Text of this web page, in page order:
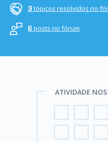
3 tópicos resolvidos no
6 posts no fórum
ATIVIDADE